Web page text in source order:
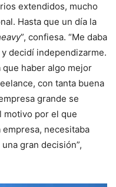
extendidos, mucho
Hasta que un día la
”, confiesa. “Me daba
decidí independizarme.
haber algo mejor
con tanta buena
grande se
motivo por el que
necesitaba
gran decisión”,